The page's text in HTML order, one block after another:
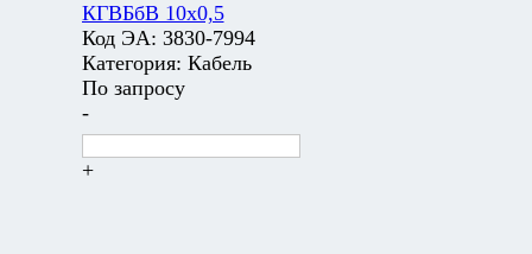
КГВБбВ 10х0,5
Код ЭА: 3830-7994
Категория: Кабель
По запросу
-
+